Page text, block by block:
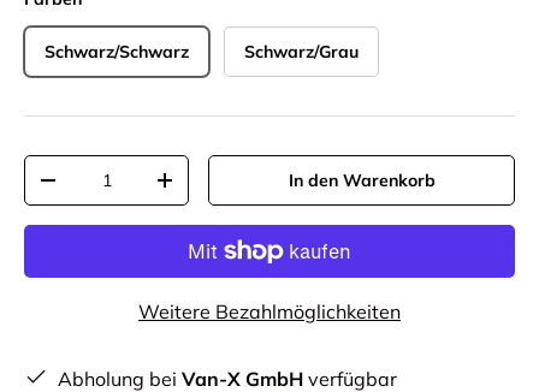
Schwarz/Schwarz Schwarz/Grau
Anzahl
-
+ In den Warenkorb
Weitere Bezahlmöglichkeiten
Abholung bei Van-X GmbH verfügbar